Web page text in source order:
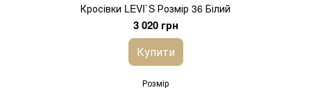
Кросівки LEVI`S Розмір 36 Білий
3 020 грн
Купити
Розмір